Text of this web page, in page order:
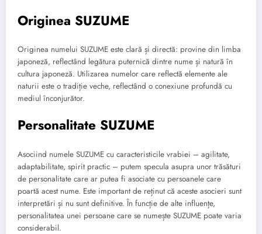
Originea SUZUME
Originea numelui SUZUME este clară și directă: provine din limba
japoneză, reflectând legătura puternică dintre nume și natură în
cultura japoneză. Utilizarea numelor care reflectă elemente ale
naturii este o tradiție veche, reflectând o conexiune profundă cu
mediul înconjurător.
Personalitate SUZUME
Asociind numele SUZUME cu caracteristicile vrabiei – agilitate,
adaptabilitate, spirit practic – putem specula asupra unor trăsături
de personalitate care ar putea fi asociate cu persoanele care
poartă acest nume. Este important de reținut că aceste asocieri sunt
interpretări și nu sunt definitive. În funcție de alte influențe,
personalitatea unei persoane care se numește SUZUME poate varia
considerabil.